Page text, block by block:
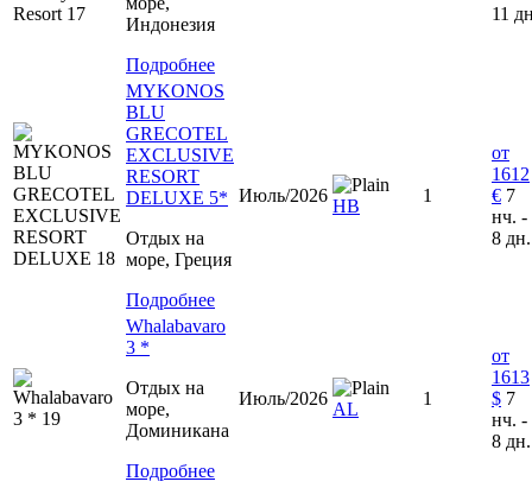
Индонезия
Подробнее
11
MYKONOS
BLU
GRECOTEL
EXCLUSIVE
RESORT
DELUXE 5*
Отдых на
море, Греция
Подробнее
Июль/2026
HB
1
от
1612
€ 7
нч. -
8 дн.
Whalabavaro
3 *
Отдых на
море,
Доминиканa
Подробнее
Июль/2026
AL
1
от
1613
$ 7
нч. -
8 дн.